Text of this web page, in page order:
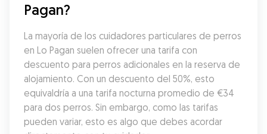
Pagan?
La mayoría de los cuidadores particulares de perros
en Lo Pagan suelen ofrecer una tarifa con
descuento para perros adicionales en la reserva de
alojamiento. Con un descuento del 50%, esto
equivaldría a una tarifa nocturna promedio de €34
para dos perros. Sin embargo, como las tarifas
pueden variar, esto es algo que debes acordar